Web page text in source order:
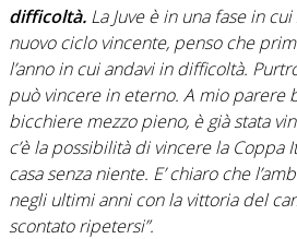
difficoltà. La Juve è in una fase in
nuovo ciclo vincente, penso che
l’anno in cui andavi in difficoltà.
può vincere in eterno. A mio parere
bicchiere mezzo pieno, è già stata
c’è la possibilità di vincere la Coppa
casa senza niente. E’ chiaro che
negli ultimi anni con la vittoria del
scontato ripetersi”.